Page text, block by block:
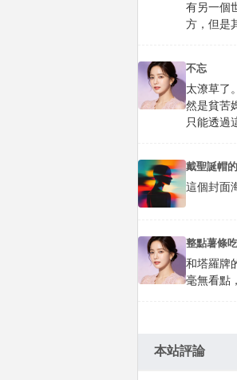
有另一個
方，但是
不忘
太潦草了
然是貧苦
只能透過
戴聖誕帽
這個封面
整點薯條
和塔羅牌
毫無看點
本站評論